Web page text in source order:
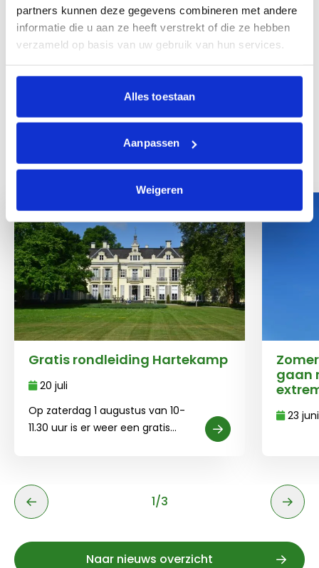
partners kunnen deze gegevens combineren met andere
informatie die u aan ze heeft verstrekt of die ze hebben
verzameld op basis van uw gebruik van hun services.
Alles toestaan
Aanpassen
Weigeren
Programma – Wintercircus HaarlemDeze link opent in
Gerelateerd nieuws
Nieuws
Gratis rondleiding Hartekamp
20 juli
Op zaterdag 1 augustus van 10-
11.30 uur is er weer een gratis
gaan
23 juni
1 van 3
1/3
Naar nieuws overzicht